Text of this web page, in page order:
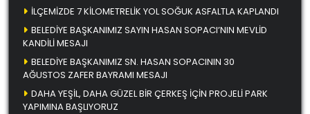
İLÇEMİZDE 7 KİLOMETRELİK YOL SOĞUK ASFALTLA KAPLANDI
BELEDİYE BAŞKANIMIZ SAYIN HASAN SOPACI’NIN MEVLİD
KANDİLİ MESAJI
BELEDİYE BAŞKANIMIZ SN. HASAN SOPACININ 30
AĞUSTOS ZAFER BAYRAMI MESAJI
DAHA YEŞİL, DAHA GÜZEL BİR ÇERKEŞ İÇİN PROJELİ PARK
YAPIMINA BAŞLIYORUZ